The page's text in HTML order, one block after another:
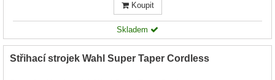
Koupit
Skladem
Střihací strojek Wahl Super Taper Cordless